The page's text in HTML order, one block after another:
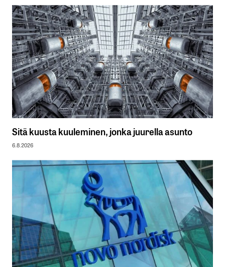
Sitä kuusta kuuleminen, jonka juurella asunto
6.8.2026